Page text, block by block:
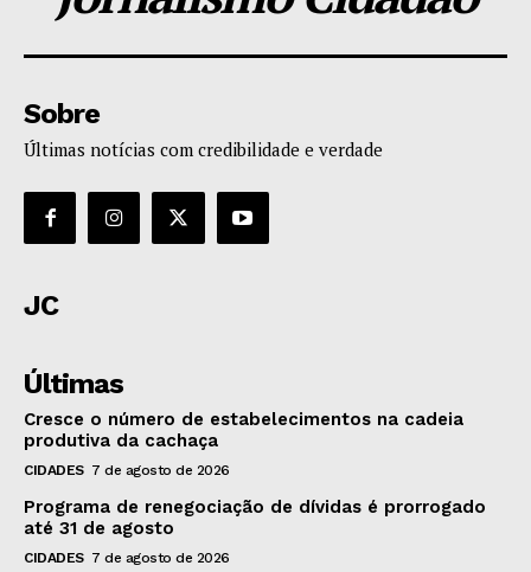
Sobre
Últimas notícias com credibilidade e verdade
JC
Últimas
Cresce o número de estabelecimentos na cadeia
produtiva da cachaça
CIDADES 7 de agosto de 2026
Programa de renegociação de dívidas é prorrogado
até 31 de agosto
CIDADES 7 de agosto de 2026